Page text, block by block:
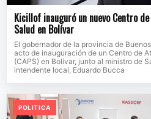
Kicillof inauguró un nuevo Centro
Salud en Bolívar
El gobernador de la provincia de
acto de inauguración de un Centro de
(CAPS) en Bolívar, junto al ministro de
intendente local, Eduardo Bucca
POLITICA